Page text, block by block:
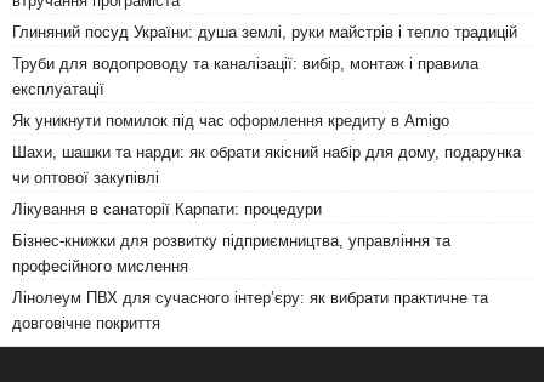
Глиняний посуд України: душа землі, руки майстрів і тепло традицій
Труби для водопроводу та каналізації: вибір, монтаж і правила
експлуатації
Як уникнути помилок під час оформлення кредиту в Amigo
Шахи, шашки та нарди: як обрати якісний набір для дому, подарунка
чи оптової закупівлі
Лікування в санаторії Карпати: процедури
Бізнес-книжки для розвитку підприємництва, управління та
професійного мислення
Лінолеум ПВХ для сучасного інтер’єру: як вибрати практичне та
довговічне покриття